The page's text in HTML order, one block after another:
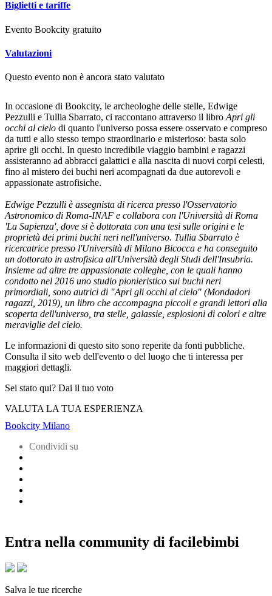
Biglietti e tariffe
Evento Bookcity gratuito
Valutazioni
Questo evento non è ancora stato valutato
In occasione di Bookcity, le archeologhe delle stelle, Edwige
Pezzulli e Tullia Sbarrato, ci raccontano attraverso il libro Apri gli
occhi al cielo di quanto l'universo possa essere osservato e compreso
da tutti e allo stesso tempo straordinario e misterioso: basta solo
aprire gli occhi. In questo incredibile viaggio bambini e ragazzi
assisteranno ad abbracci galattici e alla nascita di nuovi corpi celesti,
fino al mistero dei buchi neri acompagnati da due autorevoli e
appassionate astrofisiche.
Edwige Pezzulli è assegnista di ricerca presso l'Osservatorio
Astronomico di Roma-INAF e collabora con l'Università di Roma
'La Sapienza', dove si è dottorata con una tesi sulle origini e le
proprietà dei primi buchi neri nell'universo. Tullia Sbarrato è
ricercatrice presso l'Università di Milano Bicocca e ha conseguito
un dottorato in astrofisica all'Università degli Studi dell'Insubria.
Insieme ad altre tre appassionate colleghe, con le quali hanno
condotto nel 2016 uno studio pionieristico sui buchi neri
primordiali, sono autrici di "Apri gli occhi al cielo" (Mondadori
ragazzi, 2019), un libro che accompagna piccoli e grandi lettori alla
scoperta dell'universo, tra stelle, galassie, esplosioni di colori e altre
meraviglie del cielo.
Le informazioni di questo sito sono reperite da fonti pubbliche.
Consulta il sito web dell'evento o del luogo che ti interessa per
maggiori dettagli.
Sei stato qui? Dai il tuo voto
VALUTA LA TUA ESPERIENZA
Bookcity Milano
Condividi su
Entra nella community di facilebimbi
Salva le tue ricerche